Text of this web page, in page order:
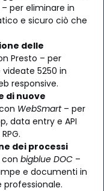
– per eliminare in
e sicuro ciò che
delle
Presto – per
5250 in
responsive.
di nuove
WebSmart – per
data entry e API
dei processi
con bigblue DOC –
e documenti in